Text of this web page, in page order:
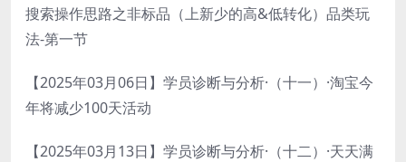
搜索操作思路之非标品（上新少的高&低转化）品类玩
法-第一节
【2025年03月06日】学员诊断与分析·（十一）·淘宝今
年将减少100天活动
【2025年03月13日】学员诊断与分析·（十二）·天天满